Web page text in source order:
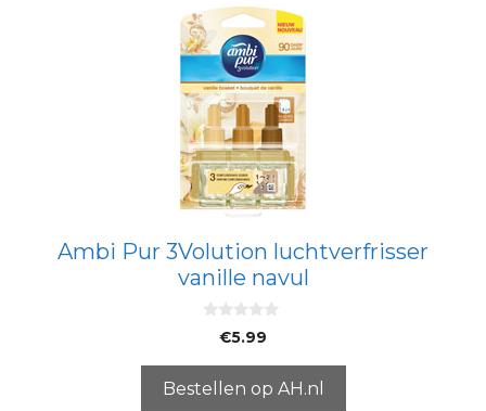
Ambi Pur 3Volution luchtverfrisser
vanille navul
5
€5.99
Bestellen op AH.nl